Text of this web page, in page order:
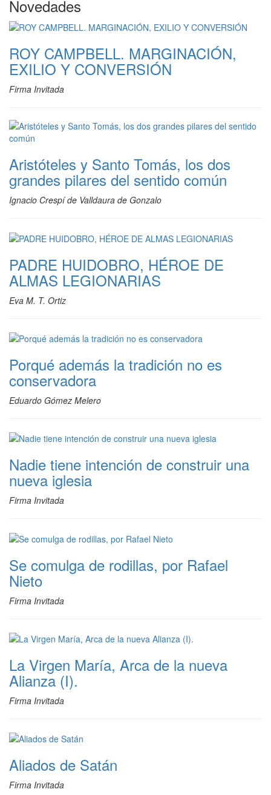
Novedades
ROY CAMPBELL. MARGINACIÓN,
EXILIO Y CONVERSIÓN
Firma Invitada
Aristóteles y Santo Tomás, los dos
grandes pilares del sentido común
Ignacio Crespí de Valldaura de Gonzalo
PADRE HUIDOBRO, HÉROE DE
ALMAS LEGIONARIAS
Eva M. T. Ortiz
Porqué además la tradición no es
conservadora
Eduardo Gómez Melero
Nadie tiene intención de construir una
nueva iglesia
Firma Invitada
Se comulga de rodillas, por Rafael
Nieto
Firma Invitada
La Virgen María, Arca de la nueva
Alianza (I).
Firma Invitada
Aliados de Satán
Firma Invitada